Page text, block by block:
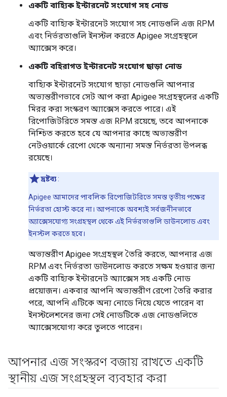
একটি বাহ্যিক ইন্টারনেট সংযোগ সহ নোড
একটি বাহ্যিক ইন্টারনেট সংযোগ সহ নোডগুলি এজ RPM
এবং নির্ভরতাগুলি ইনস্টল করতে Apigee সংগ্রহস্থলে
অ্যাক্সেস করে।
একটি বহিরাগত ইন্টারনেট সংযোগ ছাড়া নোড
বাহ্যিক ইন্টারনেট সংযোগ ছাড়া নোডগুলি আপনার
অভ্যন্তরীণভাবে সেট আপ করা Apigee সংগ্রহস্থলের একটি
মিরর করা সংস্করণ অ্যাক্সেস করতে পারে। এই
রিপোজিটরিতে সমস্ত এজ RPM রয়েছে, তবে আপনাকে
নিশ্চিত করতে হবে যে আপনার কাছে অভ্যন্তরীণ
নেটওয়ার্কে রেপো থেকে অন্যান্য সমস্ত নির্ভরতা উপলব্ধ
রয়েছে।
দ্রষ্টব্য :
Apigee আমাদের পাবলিক রিপোজিটরিতে সমস্ত তৃতীয় পক্ষের
নির্ভরতা হোস্ট করে না। আপনাকে অবশ্যই সর্বজনীনভাবে
অ্যাক্সেসযোগ্য সংগ্রহস্থল থেকে এই নির্ভরতাগুলি ডাউনলোড এবং
ইনস্টল করতে হবে।
অভ্যন্তরীণ Apigee সংগ্রহস্থল তৈরি করতে, আপনার এজ
RPM এবং নির্ভরতা ডাউনলোড করতে সক্ষম হওয়ার জন্য
একটি বাহ্যিক ইন্টারনেট অ্যাক্সেস সহ একটি নোড
প্রয়োজন। একবার আপনি অভ্যন্তরীণ রেপো তৈরি করার
পরে, আপনি এটিকে অন্য নোডে নিয়ে যেতে পারেন বা
ইনস্টলেশনের জন্য সেই নোডটিকে এজ নোডগুলিতে
অ্যাক্সেসযোগ্য করে তুলতে পারেন।
আপনার এজ সংস্করণ বজায় রাখতে একটি
স্থানীয় এজ সংগ্রহস্থল ব্যবহার করা